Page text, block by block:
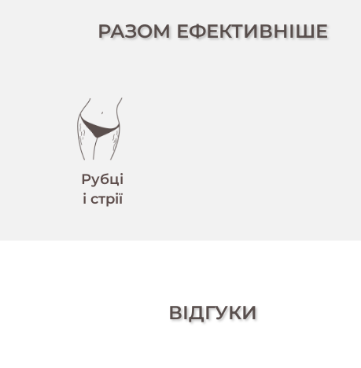
РАЗОМ ЕФЕКТИВНІШЕ
Рубці
і стрії
ВІДГУКИ